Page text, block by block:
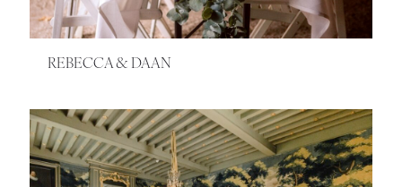
REBECCA & DAAN